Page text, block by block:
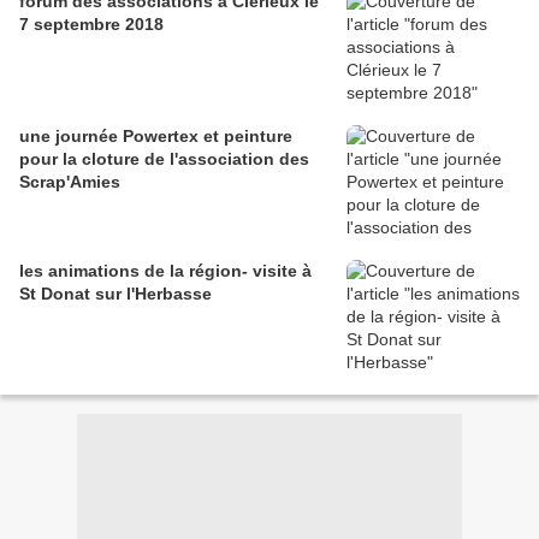
7 septembre 2018
une journée Powertex et peinture
pour la cloture de l'association des
Scrap'Amies
les animations de la région- visite à
St Donat sur l'Herbasse